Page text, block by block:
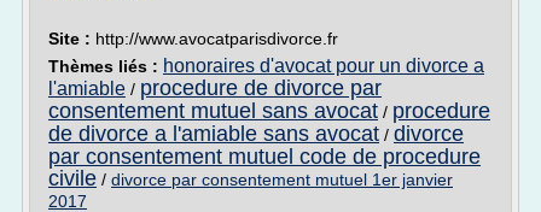
Site : http://www.avocatparisdivorce.fr
Thèmes liés : honoraires d'avocat pour un divorce a
l'amiable / procedure de divorce par
consentement mutuel sans avocat / procedure
de divorce a l'amiable sans avocat / divorce
par consentement mutuel code de procedure
civile / divorce par consentement mutuel 1er janvier
2017